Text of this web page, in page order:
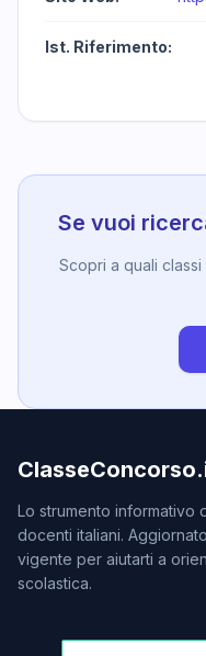
Ist. Riferimento:
Se vuoi
Scopri a quali
Lo strumento informativo
docenti italiani.
vigente per aiutarti a
scolastica.